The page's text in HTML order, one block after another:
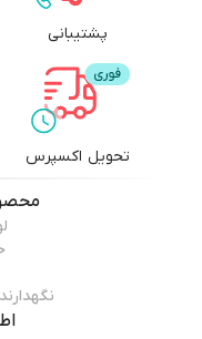
پشتیبانی
تحویل اکسپرس